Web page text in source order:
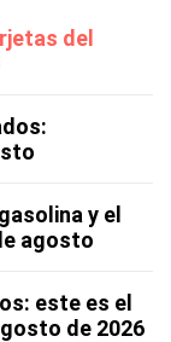
del
y el
agosto
este es el
de 2026